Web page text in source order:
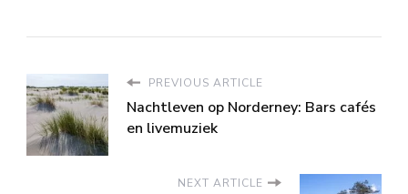
PREVIOUS ARTICLE
Nachtleven op Norderney: Bars cafés
en livemuziek
NEXT ARTICLE